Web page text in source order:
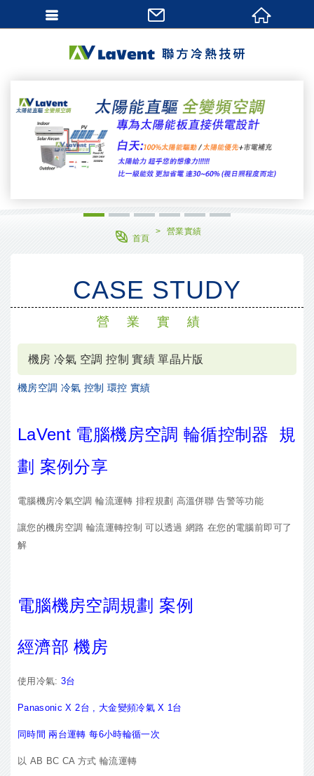
首頁
營業實績
CASE STUDY
營業實績
機房 冷氣 空調 控制 實績 單晶片版
機房空調 冷氣 控制 環控 實績
LaVent 電腦機房空調 輪循控制器 規
劃 案例分享
電腦機房冷氣空調 輪流運轉 排程規劃 高溫併聯 告警等功能
讓您的機房空調 輪流運轉控制 可以透過 網路 在您的電腦前即可了
解
電腦機房空調規劃 案例
經濟部 機房
使用冷氣:3台
Panasonic X 2台 , 大金變頻冷氣 X 1台
同時間 兩台運轉 每6小時輪循一次
以 AB BC CA 方式 輪流運轉